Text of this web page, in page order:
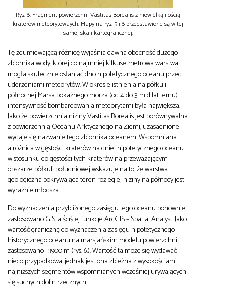
Rys. 6. Fragment powierzchni Vastitas Borealis z niewielką ilością
kraterów meteorytowaych. Mapy na rys. 5 i 6 przedstawione są w tej
samej skali kartograficznej.
Tę zdumiewającą różnicę wyjaśnia dawna obecność dużego
zbiornika wody, której co najmniej kilkusetmetrowa warstwa
mogła skutecznie osłaniać dno hipotetycznego oceanu przed
uderzeniami meteorytów. W okresie istnienia na półkuli
północnej Marsa pokaźnego morza (od 4 do 3 mld lat temu)
intensywność bombardowania meteorytami była największa.
Jako że powierzchnia niziny Vastitas Borealis jest porównywalna
z powierzchnią Oceanu Arktycznego na Ziemi, uzasadnione
wydaje się nazwanie tego zbiornika oceanem. Wspomniana
a różnica w gęstości kraterów na dnie hipotetycznego oceanu
w stosunku do gęstości tych kraterów na przeważającym
obszarze półkuli południowej wskazuje na to, że warstwa
geologiczna pokrywająca teren rozleglej niziny na północy jest
wyraźnie młodsza.
Do wyznaczenia przybliżonego zasięgu tego oceanu ponownie
zastosowano GIS, a ściślej funkcje ArcGIS – Spatial Analyst. Jako
wartość graniczną do wyznaczenia zasięgu hipotetycznego
historycznego oceanu na marsjańskim modelu powierzchni
zastosowano -3900 m (rys. 6.). Wartość ta może się wydawać
nieco przypadkowa, jednak jest ona zbieżna z wysokościami
najniższych segmentów wspomnianych wcześniej urywających
się suchych dolin rzecznych.